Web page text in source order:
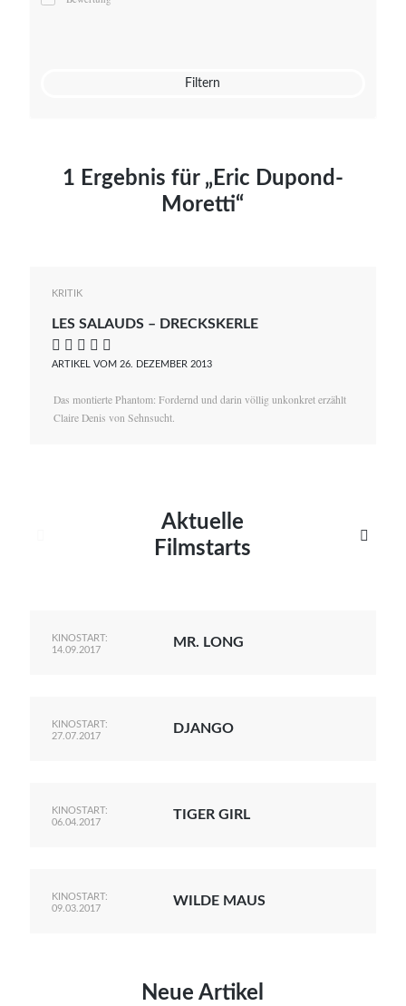
Mato von Vogelstein
Filtern
1 Ergebnis für „Eric Dupond-
Moretti“
KRITIK
LES SALAUDS – DRECKSKERLE
    
ARTIKEL VOM 26. DEZEMBER 2013
Das montierte Phantom: Fordernd und darin völlig unkonkret erzählt
Claire Denis von Sehnsucht.
Aktuelle
Filmstarts

KINOSTART:
14.09.2017
MR. LONG
KINOSTART:
27.07.2017
DJANGO
KINOSTART:
06.04.2017
TIGER GIRL
KINOSTART:
09.03.2017
WILDE MAUS
Neue Artikel